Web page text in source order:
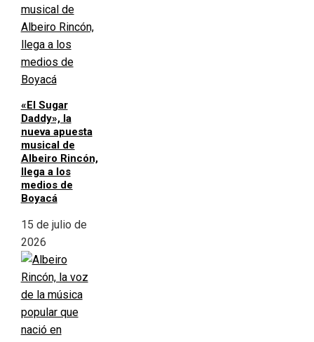
«El Sugar
Daddy», la
nueva apuesta
musical de
Albeiro Rincón,
llega a los
medios de
Boyacá
15 de julio de
2026